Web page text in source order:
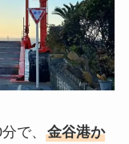
で、 金谷港か